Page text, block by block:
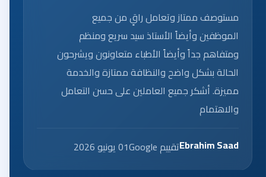
مستوصف ممتاز وتعامل راقٍ من جميع
الموظفين وأيضاً الأستاذ سيد سريع ومنظم
ومتفاهم جداً وأيضاً الأطباء متعاونون ويشرحون
الحالة بشكل واضح والنظافة ممتازة والخدمة
مميزة. أشكر جميع العاملين على حسن التعامل
والاهتمام
Ebrahim Saadتقييم Google 01 يونيو 2026